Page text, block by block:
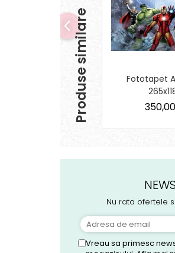
Produse similare
Fototapet
Nu rata ofertele
Vreau sa primesc